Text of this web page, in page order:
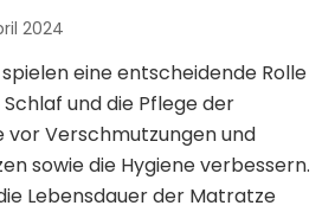
2024
eine entscheidende Rolle
und die Pflege der
vor Verschmutzungen und
sowie die Hygiene verbessern.
Lebensdauer der Matratze